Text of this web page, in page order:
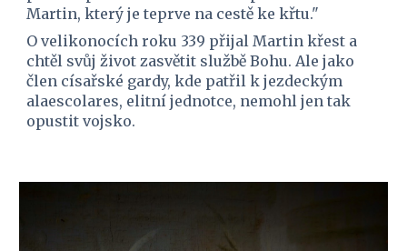
Martin, který je teprve na cestě ke křtu."
O velikonocích roku 339 přijal Martin křest a
chtěl svůj život zasvětit službě Bohu. Ale jako
člen císařské gardy, kde patřil k jezdeckým
alaescolares, elitní jednotce, nemohl jen tak
opustit vojsko.